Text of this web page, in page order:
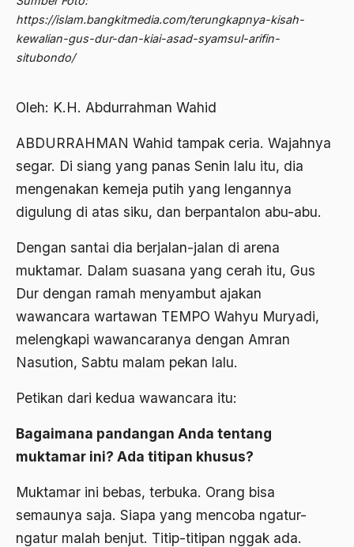
https://islam.bangkitmedia.com/terungkapnya-kisah-
kewalian-gus-dur-dan-kiai-asad-syamsul-arifin-
situbondo/
Oleh: K.H. Abdurrahman Wahid
ABDURRAHMAN Wahid tampak ceria. Wajahnya
segar. Di siang yang panas Senin lalu itu, dia
mengenakan kemeja putih yang lengannya
digulung di atas siku, dan berpantalon abu-abu.
Dengan santai dia berjalan-jalan di arena
muktamar. Dalam suasana yang cerah itu, Gus
Dur dengan ramah menyambut ajakan
wawancara wartawan TEMPO Wahyu Muryadi,
melengkapi wawancaranya dengan Amran
Nasution, Sabtu malam pekan lalu.
Petikan dari kedua wawancara itu:
Bagaimana pandangan Anda tentang
muktamar ini? Ada titipan khusus?
Muktamar ini bebas, terbuka. Orang bisa
semaunya saja. Siapa yang mencoba ngatur-
ngatur malah benjut. Titip-titipan nggak ada.
2012
2011
2009
2008
2007
2006
2004
2003
2002
2001
1999
1998
1996
Abdi Masyarakat
abdul wahid hasyim
Abdullah Sungkar
Abdullah Syafi'i
Abdurrahman Addakhil
abdurrahman wahid
abri
Abu AMrin Ibnu Alla'
Abu Bakar Ba’asyir
Abu Sangkan
Ad-daulah